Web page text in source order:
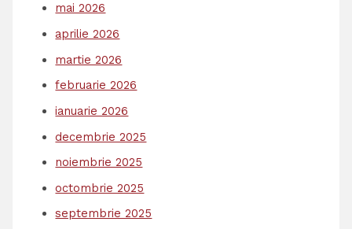
mai 2026
aprilie 2026
martie 2026
februarie 2026
ianuarie 2026
decembrie 2025
noiembrie 2025
octombrie 2025
septembrie 2025